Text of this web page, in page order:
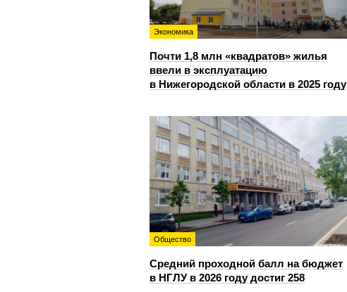
Экономика
Почти 1,8 млн «квадратов» жилья
ввели в эксплуатацию
в Нижегородской области в 2025 году
Общество
Средний проходной балл на бюджет
в НГЛУ в 2026 году достиг 258